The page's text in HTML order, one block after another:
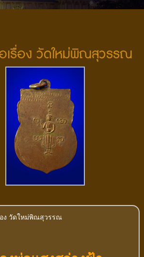
เรื่อง วัดใหม่พิณสุวรรณ
ง วัดใหม่พิณสุวรรณ